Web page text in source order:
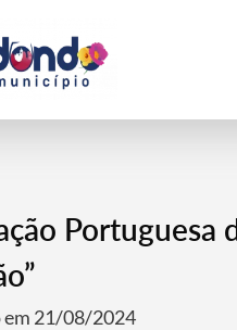
Portuguesa
21/08/2024